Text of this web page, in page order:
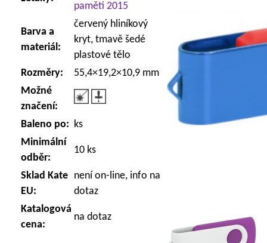
paměti 2015
Barva a
materiál:
červený hliníkový
kryt, tmavě šedé
plastové tělo
Rozměry:
55,4×19,2×10,9 mm
Možné
značení:
Baleno po: ks
Minimální
odběr:
10 ks
Sklad Kate
EU:
není on-line, info na
dotaz
Katalogová
cena:
na dotaz